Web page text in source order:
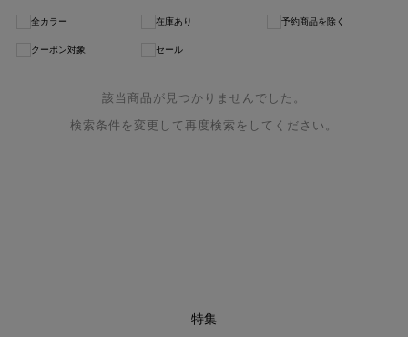
全カラー 在庫あり 予約商品を除く
クーポン対象 セール
該当商品が見つかりませんでした。
検索条件を変更して再度検索をしてください。
特集